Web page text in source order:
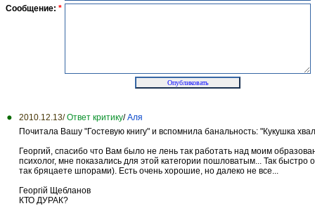
Сообщение: *
2010.12.13/ Ответ критику/Аля
Почитала Вашу "Гостевую книгу" и вспомнила банальность: "Кукушка
Георгий, спасибо что Вам было не лень так работать над моим
психолог, мне показались для этой категории пошловатым... Так
так бряцаете шпорами). Есть очень хорошие, но далеко не все...
Георгій Щебланов
КТО ДУРАК?